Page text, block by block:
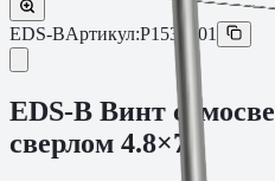
EDS-BАртикул:P1530701
EDS-B Винт
сверлом 4.8×70